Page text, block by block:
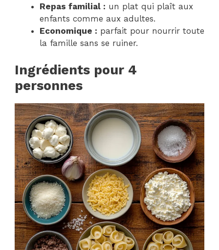
Repas familial : un plat qui plaît aux
enfants comme aux adultes.
Economique : parfait pour nourrir toute
la famille sans se ruiner.
Ingrédients pour 4
personnes